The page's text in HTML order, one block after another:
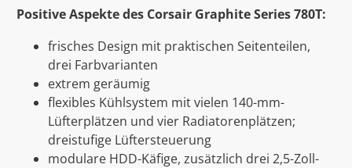
Positive Aspekte des Corsair Graphite Series 780T:
frisches Design mit praktischen Seitenteilen,
drei Farbvarianten
extrem geräumig
flexibles Kühlsystem mit vielen 140-mm-
Lüfterplätzen und vier Radiatorenplätzen;
dreistufige Lüftersteuerung
modulare HDD-Käfige, zusätzlich drei 2,5-Zoll-